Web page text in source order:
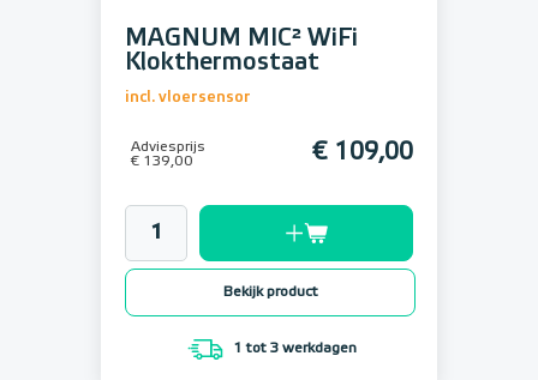
MAGNUM MIC² WiFi
Klokthermostaat
incl. vloersensor
Adviesprijs
€ 139,00
€ 109,00
Bekijk product
1 tot 3 werkdagen